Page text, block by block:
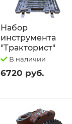
Набор
инструмента
"Тракторист"
В наличии
6720 руб.